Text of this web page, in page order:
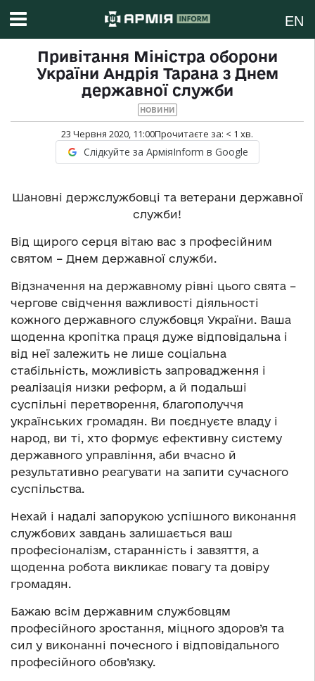
EN
Привітання Міністра оборони
України Андрія Тарана з Днем
державної служби
НОВИНИ
23 Червня 2020, 11:00Прочитаєте за: < 1 хв.
Слідкуйте за АрміяInform в Google
Шановні держслужбовці та ветерани державної
служби!
Від щирого серця вітаю вас з професійним
святом – Днем державної служби.
Відзначення на державному рівні цього свята –
чергове свідчення важливості діяльності
кожного державного службовця України. Ваша
щоденна кропітка праця дуже відповідальна і
від неї залежить не лише соціальна
стабільність, можливість запровадження і
реалізація низки реформ, а й подальші
суспільні перетворення, благополуччя
українських громадян. Ви поєднуєте владу і
народ, ви ті, хто формує ефективну систему
державного управління, аби вчасно й
результативно реагувати на запити сучасного
суспільства.
Нехай і надалі запорукою успішного виконання
службових завдань залишається ваш
професіоналізм, старанність і завзяття, а
щоденна робота викликає повагу та довіру
громадян.
Бажаю всім державним службовцям
професійного зростання, міцного здоров’я та
сил у виконанні почесного і відповідального
професійного обов’язку.